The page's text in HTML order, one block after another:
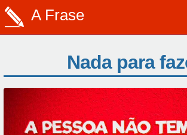
A Frase
Nada para